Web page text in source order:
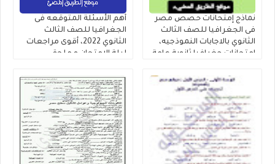
نماذج إمتحانات حصص مصر
فى الجغرافيا للصف الثالث
الثانوي بالاجابات النموذجيه،
إمتحانات جغرافيا ثانوية عامة
أهم الأسئلة المتوقعه فى
الجغرافيا للصف الثالث
الثانوي 2022، أقوى مراجعات
ليلة الامتحان و ملحق
عامة